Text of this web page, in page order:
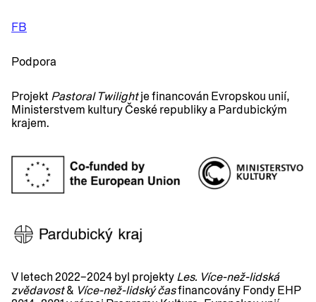
FB
Podpora
Projekt Pastoral Twilightje financován Evropskou unií,
Ministerstvem kultury České republiky a Pardubickým
krajem.
V letech 2022–2024 byl projekty Les. Více-než-lidská
zvědavost& Více-než-lidský časfinancovány Fondy EHP